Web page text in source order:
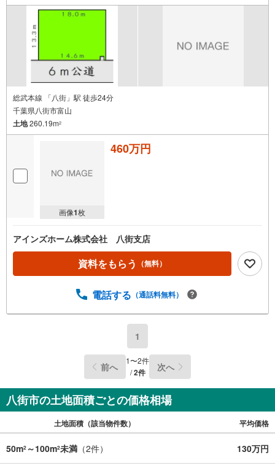
総武本線 「八街」駅 徒歩24分
千葉県八街市富山
土地260.19m2
画像1枚
460万円
アインズホーム株式会社 八街支店
資料をもらう （無料）
電話する （通話料無料）
1
前へ 1〜2件
/2件 次へ
八街市の土地面積ごとの価格相場
土地面積（該当物件数） 平均価格
50m2 ～100m2未満 （2件） 130万円